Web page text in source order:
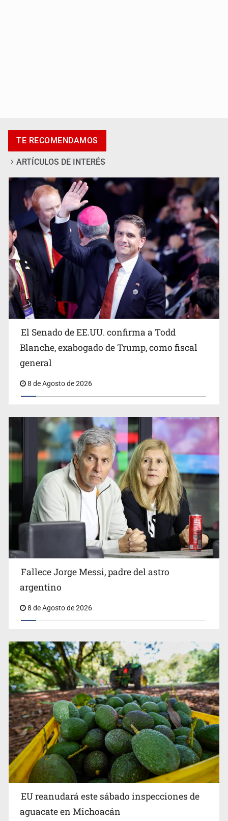
Cae en Zapopan prófugo estadounidense buscado por
Interpol
Avalan rebaja del Siapa para 203 colonias
Realizan primera boda de personas sordas en Zapopan
El Senado de EE.UU. confirma a Todd Blanche,
exabogado de Trump, como fiscal general
TE RECOMENDAMOS
ARTÍCULOS DE INTERÉS
El Senado de EE.UU. confirma a Todd
Blanche, exabogado de Trump, como fiscal
general
8 de Agosto de 2026
Fallece Jorge Messi, padre del astro
argentino
8 de Agosto de 2026
EU reanudará este sábado inspecciones de
aguacate en Michoacán